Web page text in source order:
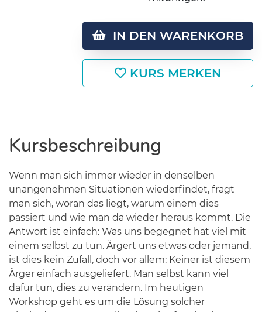
IN DEN WARENKORB
KURS MERKEN
Kursbeschreibung
Wenn man sich immer wieder in denselben
unangenehmen Situationen wiederfindet, fragt
man sich, woran das liegt, warum einem dies
passiert und wie man da wieder heraus kommt. Die
Antwort ist einfach: Was uns begegnet hat viel mit
einem selbst zu tun. Ärgert uns etwas oder jemand,
ist dies kein Zufall, doch vor allem: Keiner ist diesem
Ärger einfach ausgeliefert. Man selbst kann viel
dafür tun, dies zu verändern. Im heutigen
Workshop geht es um die Lösung solcher